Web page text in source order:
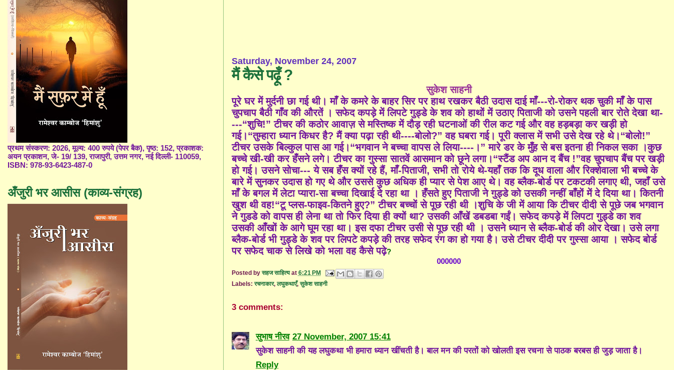
Saturday, November 24, 2007
मैं कैसे पढ़ूँ ?
सुकेश साहनी
पूरे घर में मुर्दनी छा गई थी। माँ के कमरे के बाहर सिर पर हाथ रखकर बैठी उदास दाई माँ---रो-रोकर थक चुकी माँ के पास
चुपचाप बैठी गाँव की औरतें । सफेद कपड़े में लिपटे गुड्डे के शव को हाथों में उठाए पिताजी को उसने पहली बार रोते देखा था-
---“शुचि!” टीचर की कठोर आवाज़ से मस्तिष्क में दौड़ रही घटनाओं की रील कट गई और वह हड़बड़ा कर खड़ी हो
गई।“तुम्हारा ध्यान किधर है? मैं क्या पढ़ा रही थी----बोलो?” वह घबरा गई। पूरी क्लास में सभी उसे देख रहे थे।“बोलो!”
टीचर उसके बिल्कुल पास आ गई।“भगवान ने बच्चा वापस ले लिया----।” मारे डर के मुँह से बस इतना ही निकल सका ।कुछ
बच्चे खी-खी कर हँसने लगे। टीचर का गुस्सा सातवें आसमान को छूने लगा।“स्टैंड अप आन द बैंच !”वह चुपचाप बैंच पर खड़ी
हो गई। उसने सोचा--- ये सब हँस क्यों रहे हैं, माँ-पिताजी, सभी तो रोये थे-यहाँ तक कि दूध वाला और रिक्शेवाला भी बच्चे के
बारे में सुनकर उदास हो गए थे और उससे कुछ अधिक ही प्यार से पेश आए थे। वह ब्लैक-बोर्ड पर टकटकी लगाए थी, जहाँ उसे
माँ के बगल में लेटा प्यारा-सा बच्चा दिखाई दे रहा था । हँसते हुए पिताजी ने गुड्डे को उसकी नन्हीं बाँहों में दे दिया था। कितनी
खुश थी वह!“टू प्लस-फाइव-कितने हुए?” टीचर बच्चों से पूछ रही थी ।शुचि के जी में आया कि टीचर दीदी से पूछे जब भगवान
ने गुडडे को वापस ही लेना था तो फिर दिया ही क्यों था? उसकी आँखें डबडबा गईं। सफेद कपड़े में लिपटा गुड्डे का शव
उसकी आँखों के आगे घूम रहा था। इस दफा टीचर उसी से पूछ रही थी । उसने ध्यान से ब्लैक-बोर्ड की ओर देखा। उसे लगा
ब्लैक-बोर्ड भी गुड्डे के शव पर लिपटे कपड़े की तरह सफेद रंग का हो गया है। उसे टीचर दीदी पर गुस्सा आया । सफेद बोर्ड
पर सफेद चाक से लिखे को भला वह कैसे पढ़े?
000000
Posted byसहज साहित्य at 6:21 PM
Labels:रचनाकार,लघुकथाएँ,सुकेश साहनी
3 comments:
सुभाष नीरव 27 November, 2007 15:41
सुकेश साहनी की यह लघुकथा भी हमारा ध्यान खींचती है। बाल मन की परतों को खोलती इस रचना से पाठक बरबस ही जुड़ जाता है।
Reply
प्रथम संस्करण: 2026, मूल्य: 400 रुपये (पेपर बैक), पृष्ठ: 152, प्रकाशक:
अयन प्रकाशन, जे- 19/ 139, राजापुरी, उत्तम नगर, नई दिल्ली- 110059,
ISBN: 978-93-6423-487-0
अँजुरी भर आसीस (काव्य-संग्रह)